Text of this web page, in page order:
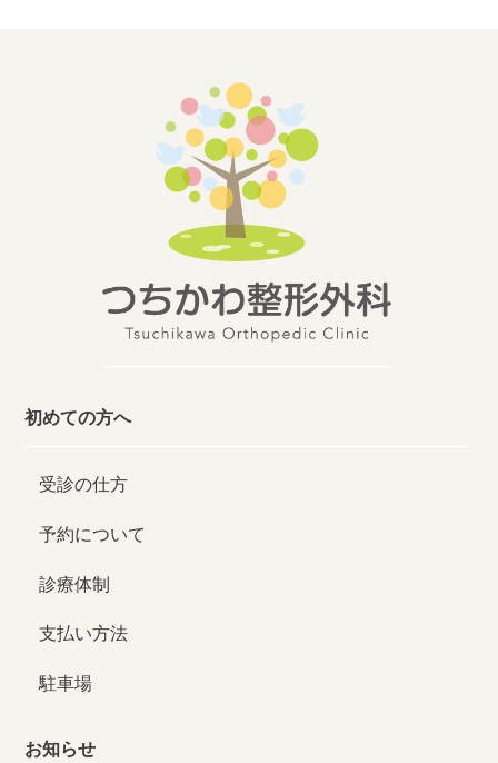
初めての方へ
受診の仕方
予約について
診療体制
支払い方法
駐車場
お知らせ